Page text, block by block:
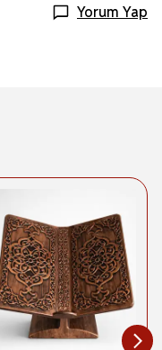
Yorum Yap